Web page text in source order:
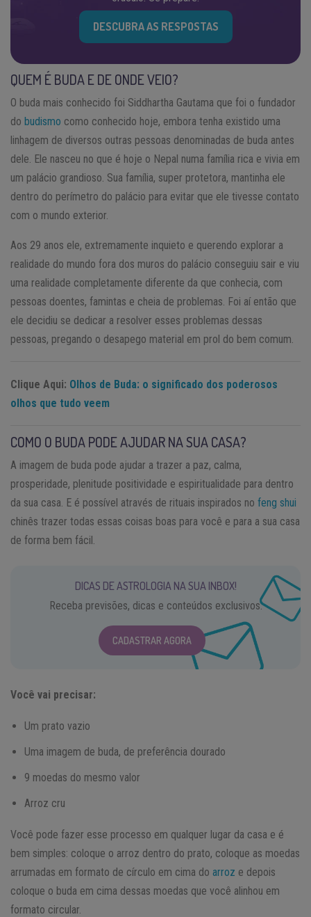
DESCUBRA AS RESPOSTAS
QUEM É BUDA E DE ONDE VEIO?
O buda mais conhecido foi Siddhartha Gautama que foi o fundador
do budismo como conhecido hoje, embora tenha existido uma
linhagem de diversos outras pessoas denominadas de buda antes
dele. Ele nasceu no que é hoje o Nepal numa família rica e vivia em
um palácio grandioso. Sua família, super protetora, mantinha ele
dentro do perímetro do palácio para evitar que ele tivesse contato
com o mundo exterior.
Aos 29 anos ele, extremamente inquieto e querendo explorar a
realidade do mundo fora dos muros do palácio conseguiu sair e viu
uma realidade completamente diferente da que conhecia, com
pessoas doentes, famintas e cheia de problemas. Foi aí então que
ele decidiu se dedicar a resolver esses problemas dessas
pessoas, pregando o desapego material em prol do bem comum.
Clique Aqui: Olhos de Buda: o significado dos poderosos
olhos que tudo veem
COMO O BUDA PODE AJUDAR NA SUA CASA?
A imagem de buda pode ajudar a trazer a paz, calma,
prosperidade, plenitude positividade e espiritualidade para dentro
da sua casa. E é possível através de rituais inspirados no feng shui
chinês trazer todas essas coisas boas para você e para a sua casa
de forma bem fácil.
DICAS DE ASTROLOGIA NA SUA INBOX!
Receba previsões, dicas e conteúdos exclusivos.
CADASTRAR AGORA
Você vai precisar:
Um prato vazio
Uma imagem de buda, de preferência dourado
9 moedas do mesmo valor
Arroz cru
Você pode fazer esse processo em qualquer lugar da casa e é
bem simples: coloque o arroz dentro do prato, coloque as moedas
arrumadas em formato de círculo em cima do arroz e depois
coloque o buda em cima dessas moedas que você alinhou em
formato circular.